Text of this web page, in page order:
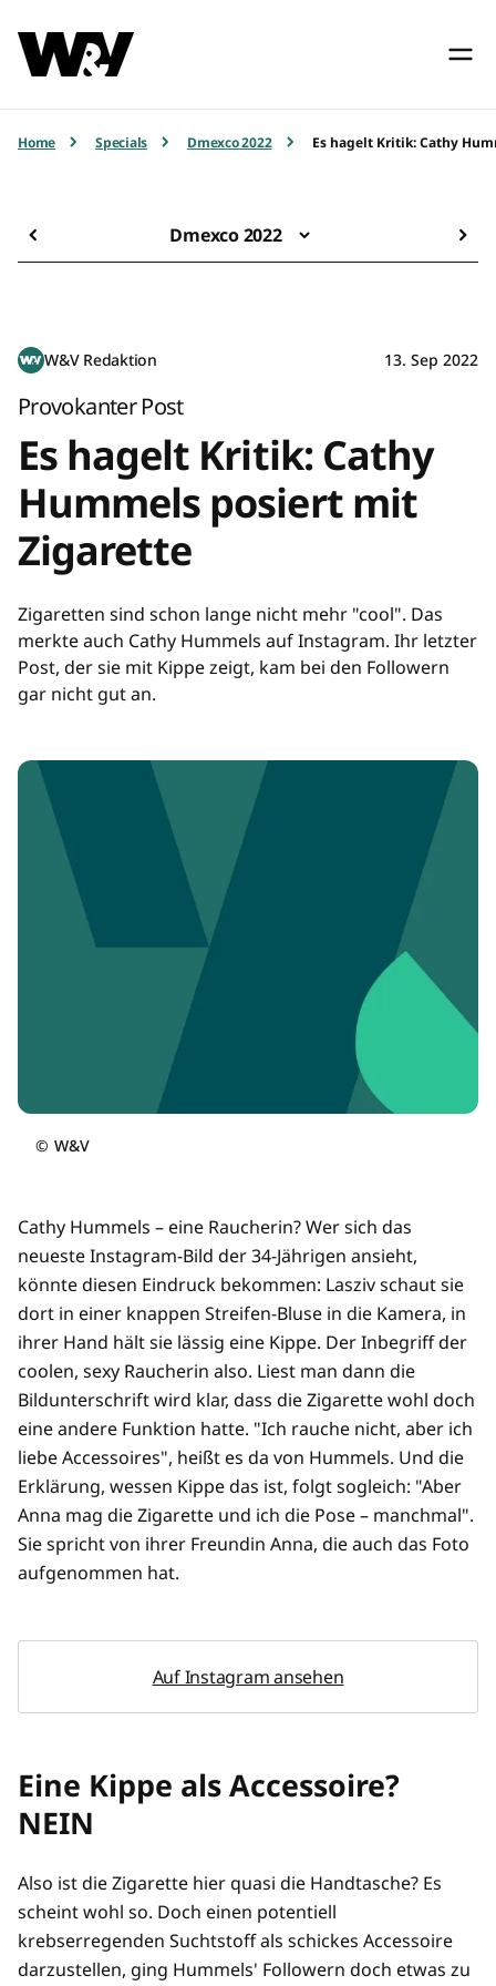
Home Specials Dmexco 2022 Es hagelt Kritik: Cathy
Dmexco 2022
W&V Redaktion 13. Sep 2022
Provokanter Post
Es hagelt Kritik: Cathy
Hummels posiert mit
Zigarette
Zigaretten sind schon lange nicht mehr "cool". Das
merkte auch Cathy Hummels auf Instagram. Ihr letzter
Post, der sie mit Kippe zeigt, kam bei den Followern
gar nicht gut an.
© W&V
Cathy Hummels – eine Raucherin? Wer sich das
neueste Instagram-Bild der 34-Jährigen ansieht,
könnte diesen Eindruck bekommen: Lasziv schaut sie
dort in einer knappen Streifen-Bluse in die Kamera, in
ihrer Hand hält sie lässig eine Kippe. Der Inbegriff der
coolen, sexy Raucherin also. Liest man dann die
Bildunterschrift wird klar, dass die Zigarette wohl doch
eine andere Funktion hatte. "Ich rauche nicht, aber ich
liebe Accessoires", heißt es da von Hummels. Und die
Erklärung, wessen Kippe das ist, folgt sogleich: "Aber
Anna mag die Zigarette und ich die Pose – manchmal".
Sie spricht von ihrer Freundin Anna, die auch das Foto
aufgenommen hat.
Auf Instagram ansehen
Eine Kippe als Accessoire?
NEIN
Also ist die Zigarette hier quasi die Handtasche? Es
scheint wohl so. Doch einen potentiell
krebserregenden Suchtstoff als schickes Accessoire
darzustellen, ging Hummels' Followern doch etwas zu